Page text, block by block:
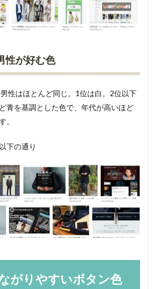
性が好む色
性はほとんど同じ。1位は白。2位以下
青を基調とした色で、年代が高いほど
。
下の通り
がりやすいボタン色